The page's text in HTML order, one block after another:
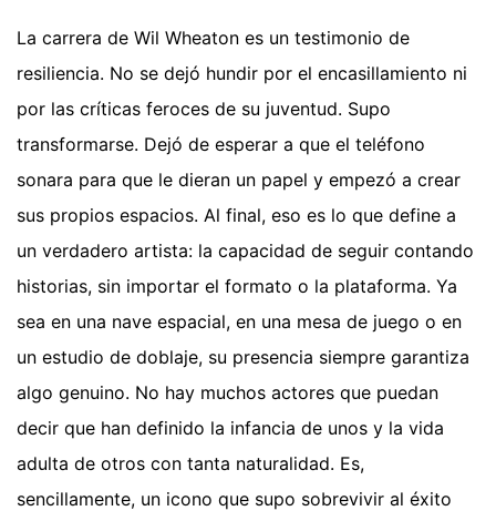
La carrera de Wil Wheaton es un testimonio de
resiliencia. No se dejó hundir por el encasillamiento ni
por las críticas feroces de su juventud. Supo
transformarse. Dejó de esperar a que el teléfono
sonara para que le dieran un papel y empezó a crear
sus propios espacios. Al final, eso es lo que define a
un verdadero artista: la capacidad de seguir contando
historias, sin importar el formato o la plataforma. Ya
sea en una nave espacial, en una mesa de juego o en
un estudio de doblaje, su presencia siempre garantiza
algo genuino. No hay muchos actores que puedan
decir que han definido la infancia de unos y la vida
adulta de otros con tanta naturalidad. Es,
sencillamente, un icono que supo sobrevivir al éxito